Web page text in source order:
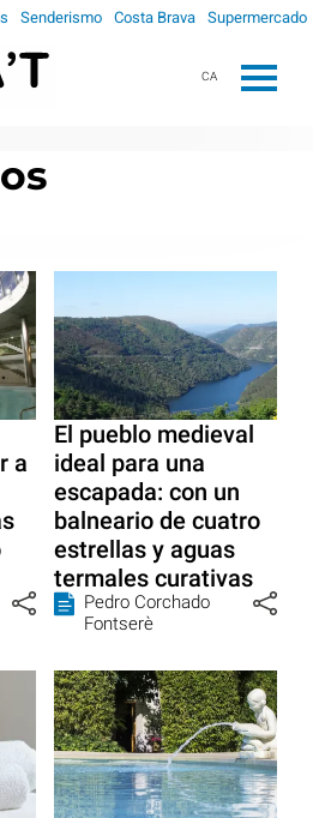
Senderismo Costa Brava Supermercado
CA
a
El pueblo medieval
ideal para una
escapada: con un
balneario de cuatro
estrellas y aguas
termales curativas
Pedro Corchado
Fontserè